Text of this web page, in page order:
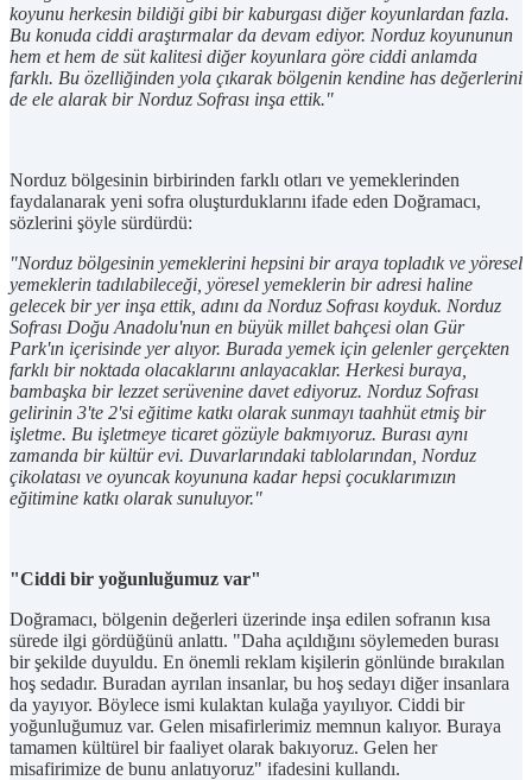
koyunu herkesin bildiği gibi bir kaburgası diğer koyunlardan fazla.
Bu konuda ciddi araştırmalar da devam ediyor. Norduz koyununun
hem et hem de süt kalitesi diğer koyunlara göre ciddi anlamda
farklı. Bu özelliğinden yola çıkarak bölgenin kendine has değerlerini
de ele alarak bir Norduz Sofrası inşa ettik."
Norduz bölgesinin birbirinden farklı otları ve yemeklerinden
faydalanarak yeni sofra oluşturduklarını ifade eden Doğramacı,
sözlerini şöyle sürdürdü:
"Norduz bölgesinin yemeklerini hepsini bir araya topladık ve yöresel
yemeklerin tadılabileceği, yöresel yemeklerin bir adresi haline
gelecek bir yer inşa ettik, adını da Norduz Sofrası koyduk. Norduz
Sofrası Doğu Anadolu'nun en büyük millet bahçesi olan Gür
Park'ın içerisinde yer alıyor. Burada yemek için gelenler gerçekten
farklı bir noktada olacaklarını anlayacaklar. Herkesi buraya,
bambaşka bir lezzet serüvenine davet ediyoruz. Norduz Sofrası
gelirinin 3'te 2'si eğitime katkı olarak sunmayı taahhüt etmiş bir
işletme. Bu işletmeye ticaret gözüyle bakmıyoruz. Burası aynı
zamanda bir kültür evi. Duvarlarındaki tablolarından, Norduz
çikolatası ve oyuncak koyununa kadar hepsi çocuklarımızın
eğitimine katkı olarak sunuluyor."
"Ciddi bir yoğunluğumuz var"
Doğramacı, bölgenin değerleri üzerinde inşa edilen sofranın kısa
sürede ilgi gördüğünü anlattı. "Daha açıldığını söylemeden burası
bir şekilde duyuldu. En önemli reklam kişilerin gönlünde bırakılan
hoş sedadır. Buradan ayrılan insanlar, bu hoş sedayı diğer insanlara
da yayıyor. Böylece ismi kulaktan kulağa yayılıyor. Ciddi bir
yoğunluğumuz var. Gelen misafirlerimiz memnun kalıyor. Buraya
tamamen kültürel bir faaliyet olarak bakıyoruz. Gelen her
misafirimize de bunu anlatıyoruz" ifadesini kullandı.